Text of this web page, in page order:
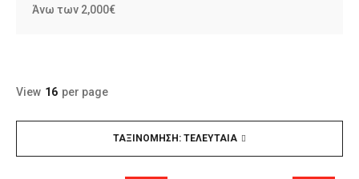
Άνω των 2,000€
ΤΑΞΙΝΌΜΗΣΗ: ΤΕΛΕΥΤΑΊΑ
View 16 per page